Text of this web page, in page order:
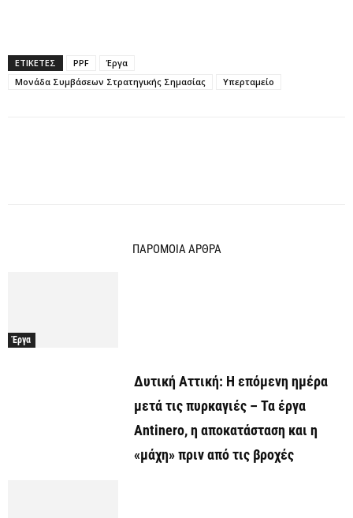
ΕΤΙΚΕΤΕΣ PPF
Έργα
Μονάδα Συμβάσεων Στρατηγικής Σημασίας
Υπερταμείο
ΠΑΡΟΜΟΙΑ ΑΡΘΡΑ
Έργα
Δυτική Αττική: Η επόμενη ημέρα
μετά τις πυρκαγιές – Τα έργα
Antinero, η αποκατάσταση και η
«μάχη» πριν από τις βροχές